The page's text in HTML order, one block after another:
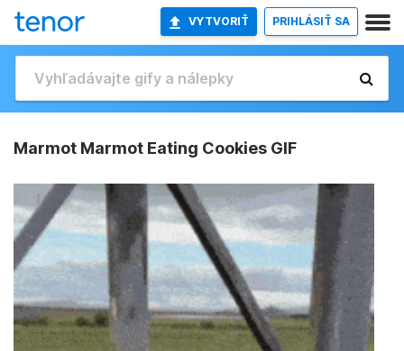
VYTVORIŤ PRIHLÁSIŤ SA
Marmot Marmot Eating Cookies GIF